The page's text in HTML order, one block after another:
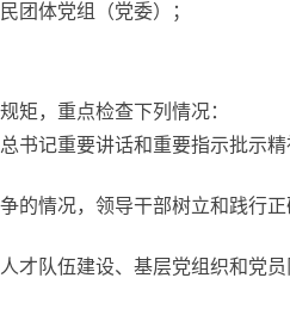
体党组（党委）；
，重点检查下列情况：
记重要讲话和重要指示批示
情况，领导干部树立和践行
队伍建设、基层党组织和党员